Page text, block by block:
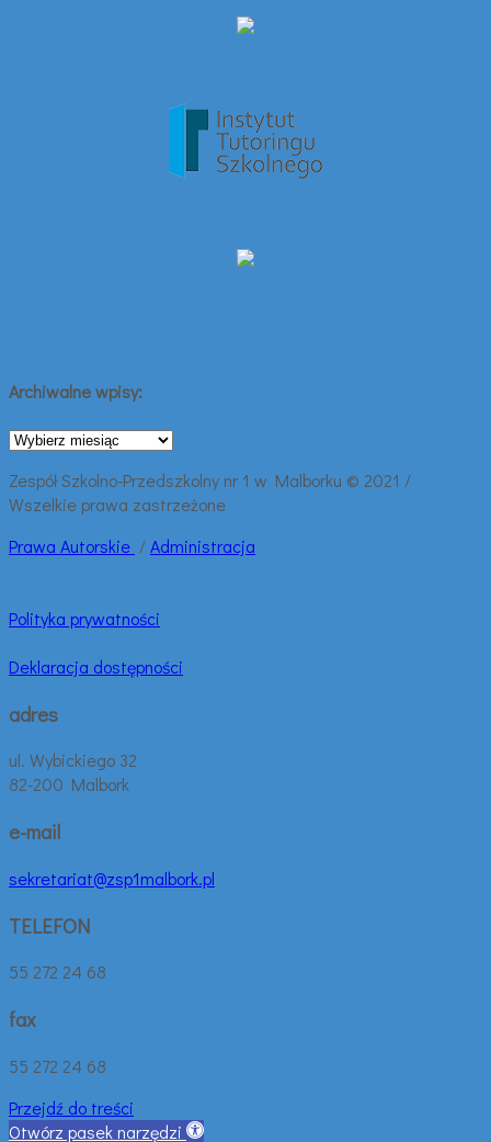
Archiwalne wpisy:
Archiwalne
Zespół Szkolno-Przedszkolny nr 1 w Malborku © 2021 /
Wszelkie prawa zastrzeżone
Prawa Autorskie /Administracja
Polityka prywatności
Deklaracja dostępności
adres
ul. Wybickiego 32
82-200 Malbork
e-mail
sekretariat@zsp1malbork.pl
TELEFON
55 272 24 68
fax
55 272 24 68
Przejdź do treści
Otwórz pasek narzędzi